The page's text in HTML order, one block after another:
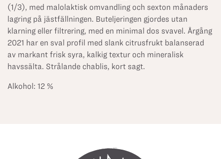
(1/3), med malolaktisk omvandling och sexton månaders
lagring på jästfällningen. Buteljeringen gjordes utan
klarning eller filtrering, med en minimal dos svavel. Årgång
2021 har en sval profil med slank citrusfrukt balanserad
av markant frisk syra, kalkig textur och mineralisk
havssälta. Strålande chablis, kort sagt.
Alkohol: 12 %